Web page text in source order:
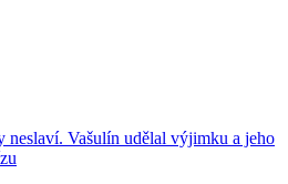
neslaví. Vašulín udělal výjimku a jeho